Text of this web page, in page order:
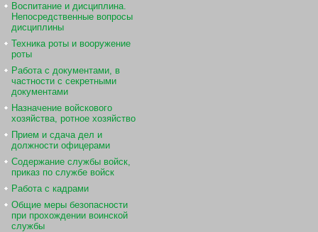
Воспитание и дисциплина.
Непосредственные вопросы
дисциплины
Техника роты и вооружение
роты
Работа с документами, в
частности с секретными
документами
Назначение войскового
хозяйства, ротное хозяйство
Прием и сдача дел и
должности офицерами
Содержание службы войск,
приказ по службе войск
Работа с кадрами
Общие меры безопасности
при прохождении воинской
службы